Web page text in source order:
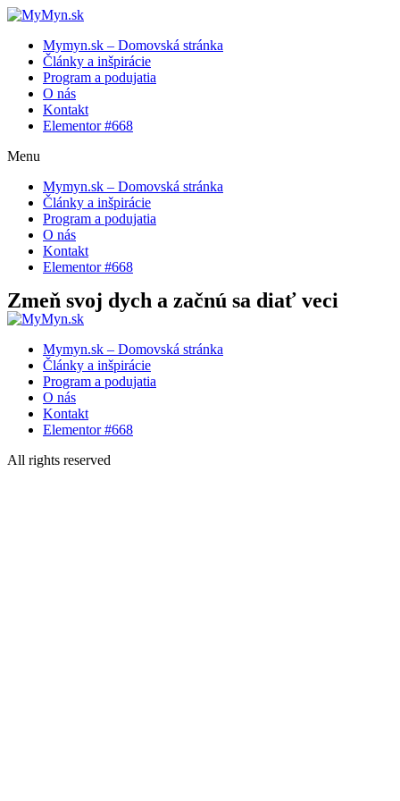
Preskočiť
obsah
Mymyn.sk – Domovská stránka
Články a inšpirácie
Program a podujatia
O nás
Kontakt
Elementor #668
Menu
Mymyn.sk – Domovská stránka
Články a inšpirácie
Program a podujatia
O nás
Kontakt
Elementor #668
Zmeň svoj dych a začnú sa diať veci
Mymyn.sk – Domovská stránka
Články a inšpirácie
Program a podujatia
O nás
Kontakt
Elementor #668
All rights reserved